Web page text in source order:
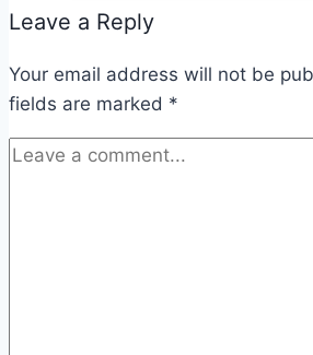
Leave a Reply
Your email address will not be
fields are marked *